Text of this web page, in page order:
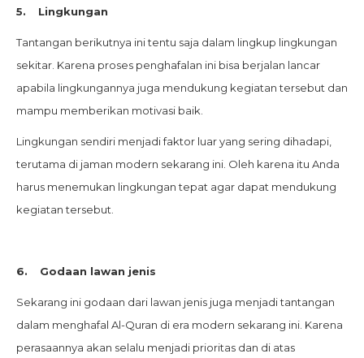
5. Lingkungan
Tantangan berikutnya ini tentu saja dalam lingkup lingkungan
sekitar. Karena proses penghafalan ini bisa berjalan lancar
apabila lingkungannya juga mendukung kegiatan tersebut dan
mampu memberikan motivasi baik.
Lingkungan sendiri menjadi faktor luar yang sering dihadapi,
terutama di jaman modern sekarang ini. Oleh karena itu Anda
harus menemukan lingkungan tepat agar dapat mendukung
kegiatan tersebut.
6. Godaan lawan jenis
Sekarang ini godaan dari lawan jenis juga menjadi tantangan
dalam menghafal Al-Quran di era modern sekarang ini. Karena
perasaannya akan selalu menjadi prioritas dan di atas